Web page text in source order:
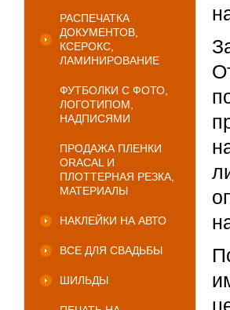
РАСПЕЧАТКА
ДОКУМЕНТОВ,
КСЕРОКС,
ЛАМИНИРОВАНИЕ
ФУТБОЛКИ С ФОТО,
ЛОГОТИПОМ,
НАДПИСЯМИ
ПРОДАЖА ПЛЕНКИ
ORACAL И
ПЛОТТЕРНАЯ РЕЗКА,
МАТЕРИАЛЫ
НАКЛЕЙКИ НА АВТО
ВСЕ ДЛЯ СВАДЬБЫ
ШИЛЬДЫ